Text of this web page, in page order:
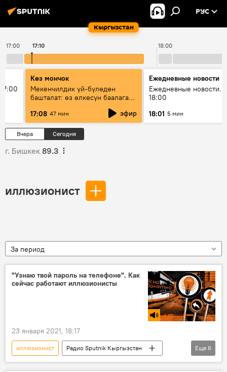
Кыргызстан
РУС
17:00 18:00
17:10
Көз мончок
Мекенчилдик үй-бүлөдөн
башталат: өз өлкөсүн баалаган
муунду кантип тарбиялоо
керек?
17:08 47 мин эфир
Ежедневные новости
Ежедневные новости.
18:00
18:01 5 мин
Вчера Сегодня
г. Бишкек 89.3
иллюзионист
За период
"Узнаю твой пароль на телефоне". Как
сейчас работают иллюзионисты
23 января 2021, 18:17
иллюзионист
Радио Sputnik Кыргызстан
обман
пароль
фокусы
Еще 6